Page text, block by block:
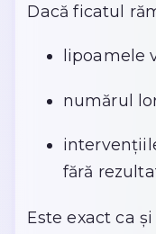
Dacă ficatul
lipoamele
numărul
fără
Este exact ca